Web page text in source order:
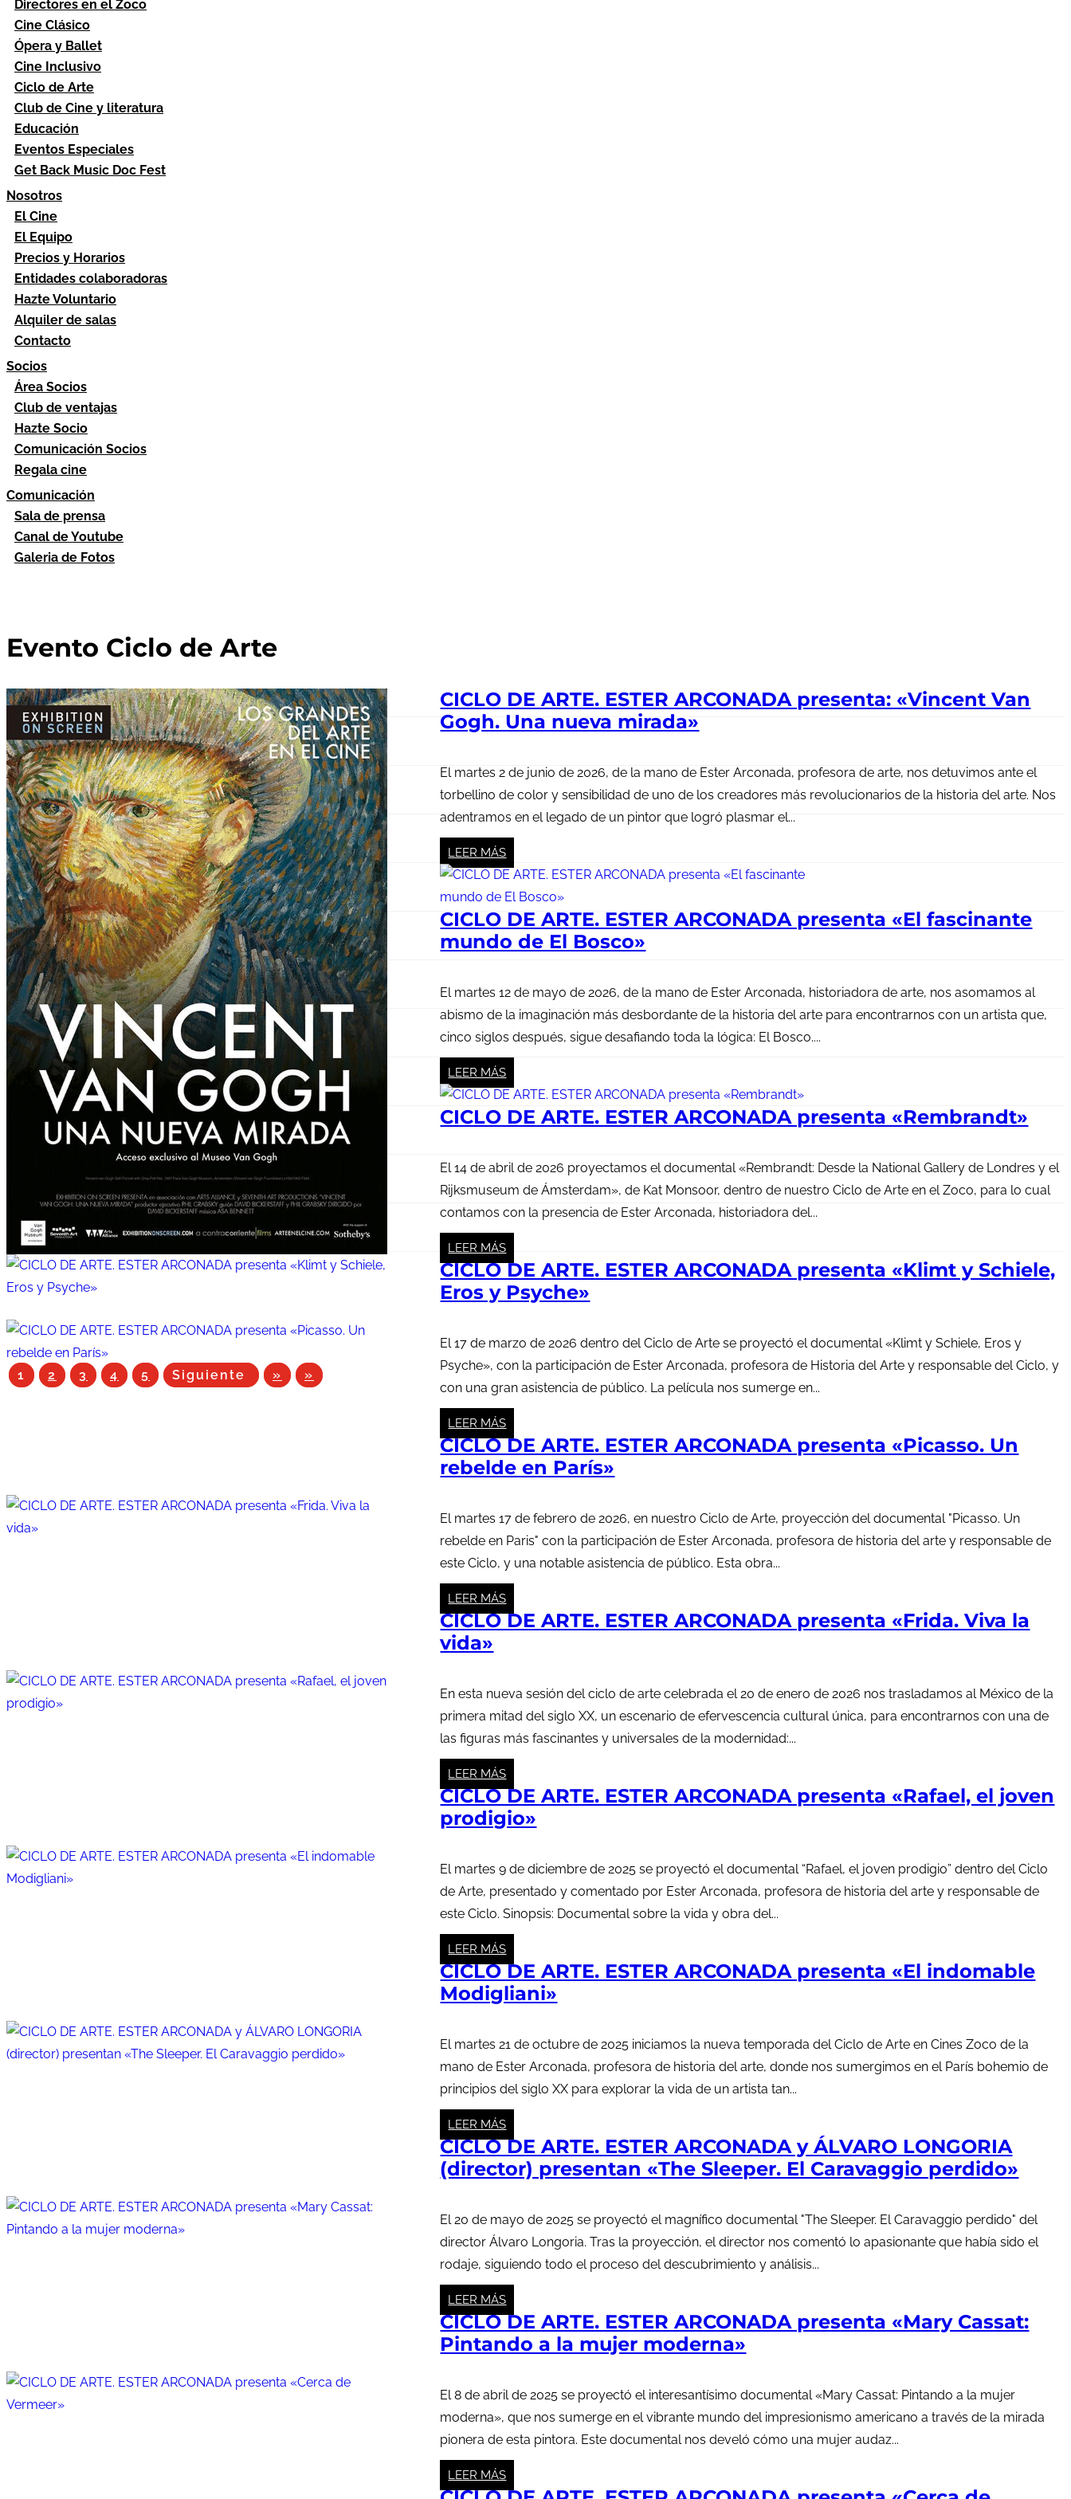
Directores en el Zoco
Cine Clásico
Ópera y Ballet
Cine Inclusivo
Ciclo de Arte
Club de Cine y literatura
Educación
Eventos Especiales
Get Back Music Doc Fest
Nosotros
El Cine
El Equipo
Precios y Horarios
Entidades colaboradoras
Hazte Voluntario
Alquiler de salas
Contacto
Socios
Área Socios
Club de ventajas
Hazte Socio
Comunicación Socios
Regala cine
Comunicación
Sala de prensa
Canal de Youtube
Galeria de Fotos
Evento Ciclo de Arte
CICLO DE ARTE. ESTER ARCONADA presenta: «Vincent Van
Gogh. Una nueva mirada»
El martes 2 de junio de 2026, de la mano de Ester Arconada, profesora de arte, nos detuvimos ante el
torbellino de color y sensibilidad de uno de los creadores más revolucionarios de la historia del arte. Nos
adentramos en el legado de un pintor que logró plasmar el...
LEER MÁS
CICLO DE ARTE. ESTER ARCONADA presenta «El fascinante
mundo de El Bosco»
El martes 12 de mayo de 2026, de la mano de Ester Arconada, historiadora de arte, nos asomamos al
abismo de la imaginación más desbordante de la historia del arte para encontrarnos con un artista que,
cinco siglos después, sigue desafiando toda la lógica: El Bosco....
LEER MÁS
CICLO DE ARTE. ESTER ARCONADA presenta «Rembrandt»
El 14 de abril de 2026 proyectamos el documental «Rembrandt: Desde la National Gallery de Londres y el
Rijksmuseum de Ámsterdam», de Kat Monsoor, dentro de nuestro Ciclo de Arte en el Zoco, para lo cual
contamos con la presencia de Ester Arconada, historiadora del...
LEER MÁS
CICLO DE ARTE. ESTER ARCONADA presenta «Klimt y Schiele,
Eros y Psyche»
El 17 de marzo de 2026 dentro del Ciclo de Arte se proyectó el documental «Klimt y Schiele, Eros y
Psyche», con la participación de Ester Arconada, profesora de Historia del Arte y responsable del Ciclo, y
con una gran asistencia de público. La película nos sumerge en...
LEER MÁS
CICLO DE ARTE. ESTER ARCONADA presenta «Picasso. Un
rebelde en París»
El martes 17 de febrero de 2026, en nuestro Ciclo de Arte, proyección del documental "Picasso. Un
rebelde en Paris" con la participación de Ester Arconada, profesora de historia del arte y responsable de
este Ciclo, y una notable asistencia de público. Esta obra...
LEER MÁS
CICLO DE ARTE. ESTER ARCONADA presenta «Frida. Viva la
vida»
En esta nueva sesión del ciclo de arte celebrada el 20 de enero de 2026 nos trasladamos al México de la
primera mitad del siglo XX, un escenario de efervescencia cultural única, para encontrarnos con una de
las figuras más fascinantes y universales de la modernidad:...
LEER MÁS
CICLO DE ARTE. ESTER ARCONADA presenta «Rafael, el joven
prodigio»
El martes 9 de diciembre de 2025 se proyectó el documental “Rafael, el joven prodigio” dentro del Ciclo
de Arte, presentado y comentado por Ester Arconada, profesora de historia del arte y responsable de
este Ciclo. Sinopsis: Documental sobre la vida y obra del...
LEER MÁS
CICLO DE ARTE. ESTER ARCONADA presenta «El indomable
Modigliani»
El martes 21 de octubre de 2025 iniciamos la nueva temporada del Ciclo de Arte en Cines Zoco de la
mano de Ester Arconada, profesora de historia del arte, donde nos sumergimos en el París bohemio de
principios del siglo XX para explorar la vida de un artista tan...
LEER MÁS
CICLO DE ARTE. ESTER ARCONADA y ÁLVARO LONGORIA
(director) presentan «The Sleeper. El Caravaggio perdido»
El 20 de mayo de 2025 se proyectó el magnífico documental "The Sleeper. El Caravaggio perdido" del
director Álvaro Longoria. Tras la proyección, el director nos comentó lo apasionante que había sido el
rodaje, siguiendo todo el proceso del descubrimiento y análisis...
LEER MÁS
CICLO DE ARTE. ESTER ARCONADA presenta «Mary Cassat:
Pintando a la mujer moderna»
El 8 de abril de 2025 se proyectó el interesantísimo documental «Mary Cassat: Pintando a la mujer
moderna», que nos sumerge en el vibrante mundo del impresionismo americano a través de la mirada
pionera de esta pintora. Este documental nos develó cómo una mujer audaz...
LEER MÁS
1 2 3 4 5 Siguiente » »